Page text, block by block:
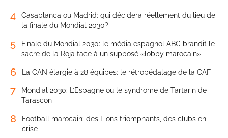
4
Casablanca ou Madrid: qui décidera réellement du lieu de
la finale du Mondial 2030?
5
Finale du Mondial 2030: le média espagnol ABC brandit le
sacre de la Roja face à un supposé «lobby marocain»
6 La CAN élargie à 28 équipes: le rétropédalage de la CAF
7
Mondial 2030: L’Espagne ou le syndrome de Tartarin de
Tarascon
8
Football marocain: des Lions triomphants, des clubs en
crise